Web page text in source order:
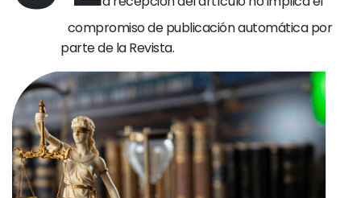
compromiso de publicación automática por
parte de la Revista.